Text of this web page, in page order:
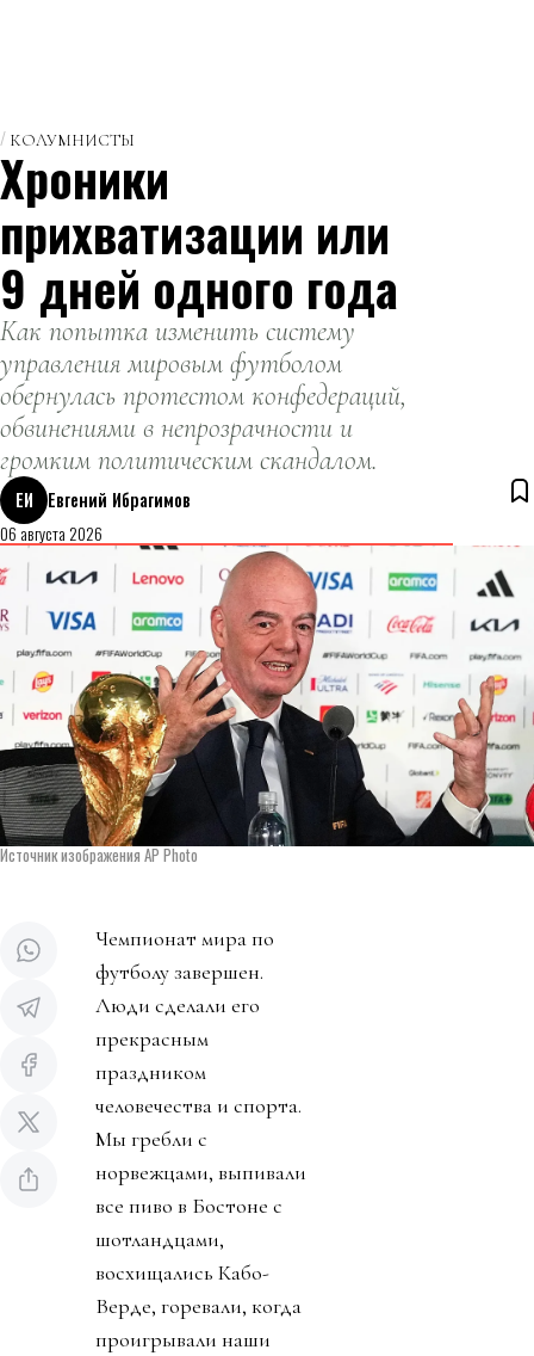
КОЛУМНИСТЫ
Хроники
прихватизации или
9 дней одного года
Как попытка изменить систему
управления мировым футболом
обернулась протестом конфедераций,
обвинениями в непрозрачности и
громким политическим скандалом.
ЕИ
Евгений Ибрагимов
06 августа 2026
Источник изображения AP Photo
Чемпионат мира по
футболу завершен.
Люди сделали его
прекрасным
праздником
человечества и спорта.
Мы гребли с
норвежцами, выпивали
все пиво в Бостоне с
шотландцами,
восхищались Кабо-
Верде, горевали, когда
проигрывали наши